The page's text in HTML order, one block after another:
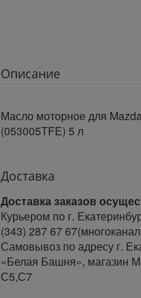
Описание
Масло моторное для
(053005TFE) 5 л
Доставка
Доставка заказов
Курьером по г.
(343) 287 67
Самовывоз по адресу г.
«Белая Башня», магазин
С5,С7